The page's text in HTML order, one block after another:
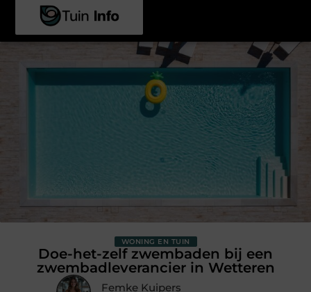
WONING EN TUIN
Doe-het-zelf zwembaden bij een
zwembadleverancier in Wetteren
Femke Kuipers